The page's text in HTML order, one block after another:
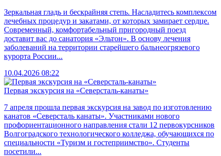
Зеркальная гладь и бескрайняя степь. Насладитесь комплексом
лечебных процедур и закатами, от которых замирает сердце.
Современный, комфортабельный пригородный поезд
доставит вас до санатория «Эльтон». В основу лечения
заболеваний на территории старейшего бальнеогрязевого
курорта России...
10.04.2026 08:22
Первая экскурсия на «Северсталь-канаты»
7 апреля прошла первая экскурсия на завод по изготовлению
канатов «Северсталь канаты». Участниками нового
профориентационного направления стали 12 первокурсников
Волгоградского технологического колледжа, обучающихся по
специальности «Туризм и гостеприимство». Студенты
посетили...